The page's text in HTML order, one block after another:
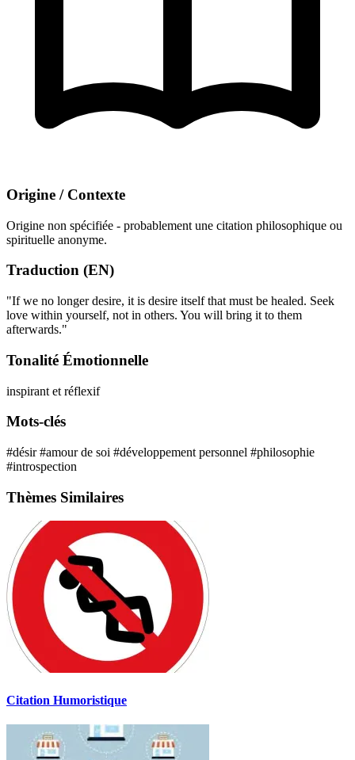
Origine / Contexte
Origine non spécifiée - probablement une citation philosophique ou
spirituelle anonyme.
Traduction (EN)
"If we no longer desire, it is desire itself that must be healed. Seek
love within yourself, not in others. You will bring it to them
afterwards."
Tonalité Émotionnelle
inspirant et réflexif
Mots-clés
#désir#amour de soi #développement personnel #philosophie
#introspection
Thèmes Similaires
Citation Humoristique